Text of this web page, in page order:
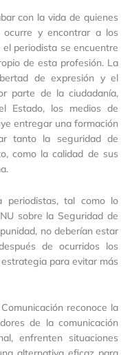
con la vida de quienes
ocurre y encontrar a los
periodista se encuentre
de esta profesión. La
de expresión y el
parte de la ciudadanía,
Estado, los medios de
entregar una formación
tanto la seguridad de
como la calidad de sus
periodistas, tal como lo
sobre la Seguridad de
no deberían estar
de ocurridos los
para evitar más
reconoce la
de la comunicación
enfrenten situaciones